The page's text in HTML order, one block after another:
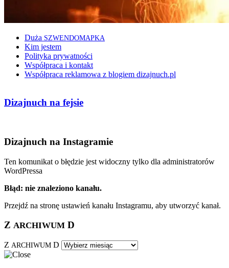
Duża SZWENDOMAPKA
Kim jestem
Polityka prywatności
Współpraca i kontakt
Współpraca reklamowa z blogiem dizajnuch.pl
Dizajnuch na fejsie
Dizajnuch na Instagramie
Ten komunikat o błędzie jest widoczny tylko dla administratorów
WordPressa
Błąd: nie znaleziono kanału.
Przejdź na stronę ustawień kanału Instagramu, aby utworzyć kanał.
Z ARCHIWUM D
Z ARCHIWUM D